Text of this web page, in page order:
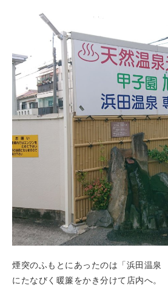
煙突のふもとにあったのは「浜田温
にたなびく暖簾をかき分けて店内へ。